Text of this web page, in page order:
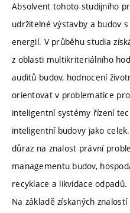
Absolvent tohoto studijního
udržitelné výstavby a budov
energií. V průběhu studia
z oblasti multikriteriálního
auditů budov, hodnocení
orientovat v problematice
inteligentní systémy řízení
inteligentní budovy jako
důraz na znalost právní
managementu budov,
recyklace a likvidace odpadů.
Na základě získaných